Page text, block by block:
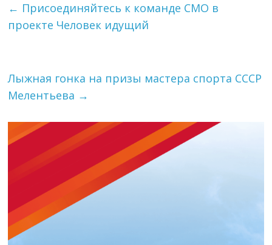
← Присоединяйтесь к команде СМО в
проекте Человек идущий
Лыжная гонка на призы мастера спорта СССР
Мелентьева →